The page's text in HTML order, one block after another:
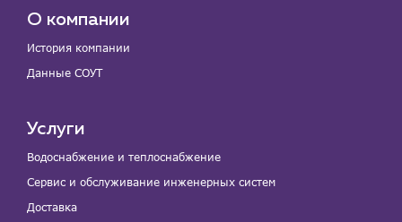
О компании
История компании
Данные СОУТ
Услуги
Водоснабжение и теплоснабжение
Сервис и обслуживание инженерных систем
Доставка